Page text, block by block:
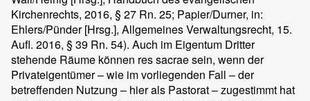
Kirchenrechts, 2016, § 27 Rn. 25; Papier/Durner, in:
Ehlers/Pünder [Hrsg.], Allgemeines Verwaltungsrecht, 15.
Aufl. 2016, § 39 Rn. 54). Auch im Eigentum Dritter
stehende Räume können res sacrae sein, wenn der
Privateigentümer – wie im vorliegenden Fall – der
betreffenden Nutzung – hier als Pastorat – zugestimmt hat